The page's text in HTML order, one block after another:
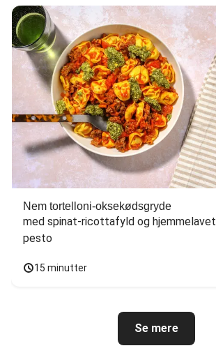
Nem tortelloni-oksekødsgryde
med spinat-ricottafyld og hjemmelavet
pesto
15 minutter
Se mere